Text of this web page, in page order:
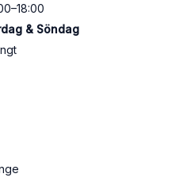
& Söndag